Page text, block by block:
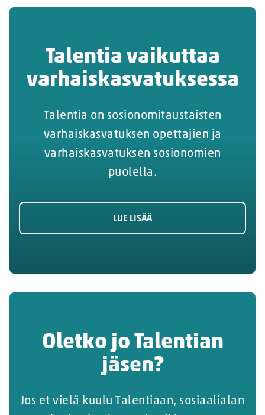
Talentia vaikuttaa
varhaiskasvatuksessa
Talentia on sosionomitaustaisten
varhaiskasvatuksen opettajien ja
varhaiskasvatuksen sosionomien
puolella.
LUE LISÄÄ
Oletko jo Talentian
jäsen?
Jos et vielä kuulu Talentiaan, sosiaalialan